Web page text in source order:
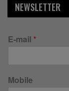
NEWSLETTER
E-mail *
Mobile